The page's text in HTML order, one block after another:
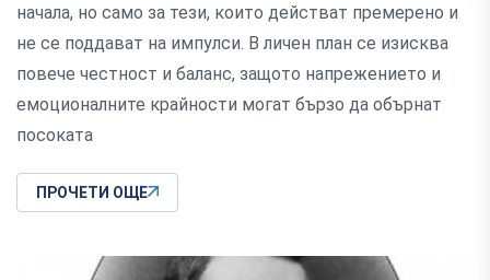
начала, но само за тези, които действат премерено и
не се поддават на импулси. В личен план се изисква
повече честност и баланс, защото напрежението и
емоционалните крайности могат бързо да обърнат
посоката
ПРОЧЕТИ ОЩЕ